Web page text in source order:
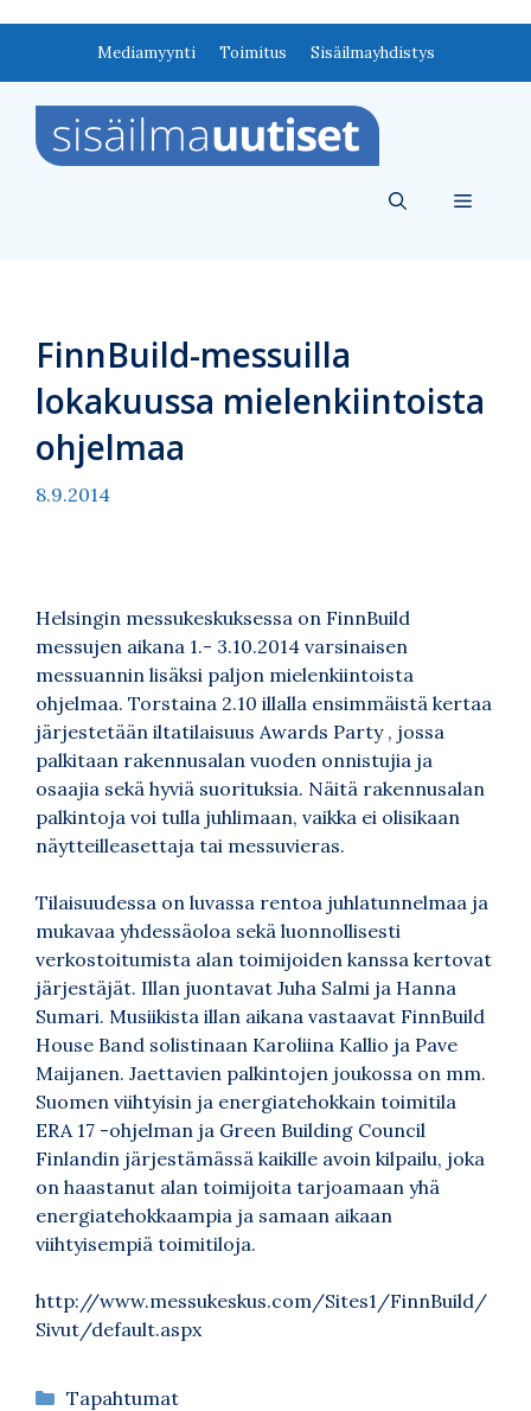
Mediamyynti Toimitus Sisäilmayhdistys
Valikko
FinnBuild-messuilla
lokakuussa mielenkiintoista
ohjelmaa
8.9.2014
Helsingin messukeskuksessa on FinnBuild
messujen aikana 1.- 3.10.2014 varsinaisen
messuannin lisäksi paljon mielenkiintoista
ohjelmaa. Torstaina 2.10 illalla ensimmäistä kertaa
järjestetään iltatilaisuus Awards Party , jossa
palkitaan rakennusalan vuoden onnistujia ja
osaajia sekä hyviä suorituksia. Näitä rakennusalan
palkintoja voi tulla juhlimaan, vaikka ei olisikaan
näytteilleasettaja tai messuvieras.
Tilaisuudessa on luvassa rentoa juhlatunnelmaa ja
mukavaa yhdessäoloa sekä luonnollisesti
verkostoitumista alan toimijoiden kanssa kertovat
järjestäjät. Illan juontavat Juha Salmi ja Hanna
Sumari. Musiikista illan aikana vastaavat FinnBuild
House Band solistinaan Karoliina Kallio ja Pave
Maijanen. Jaettavien palkintojen joukossa on mm.
Suomen viihtyisin ja energiatehokkain toimitila
ERA 17 -ohjelman ja Green Building Council
Finlandin järjestämässä kaikille avoin kilpailu, joka
on haastanut alan toimijoita tarjoamaan yhä
energiatehokkaampia ja samaan aikaan
viihtyisempiä toimitiloja.
http://www.messukeskus.com/Sites1/FinnBuild/
Sivut/default.aspx
Kategoriat
Tapahtumat